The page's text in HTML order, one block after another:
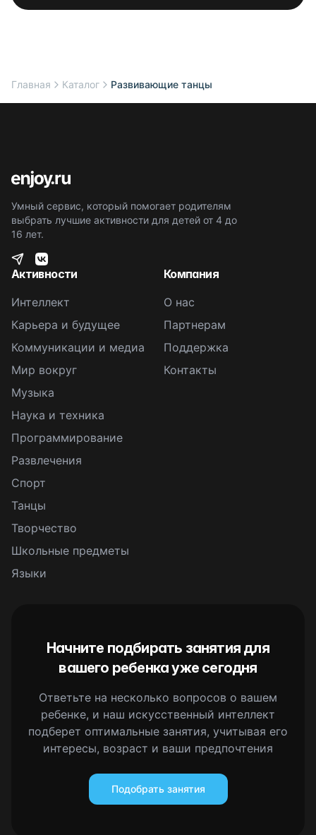
Главная Каталог Развивающие танцы
Умный сервис, который помогает родителям
выбрать лучшие активности для детей от 4 до
16 лет.
Активности
Интеллект
Карьера и будущее
Коммуникации и медиа
Мир вокруг
Музыка
Наука и техника
Программирование
Развлечения
Спорт
Танцы
Творчество
Школьные предметы
Языки
Компания
О нас
Партнерам
Поддержка
Контакты
Начните подбирать занятия для
вашего ребенка уже сегодня
Ответьте на несколько вопросов о вашем
ребенке, и наш искусственный интеллект
подберет оптимальные занятия, учитывая его
интересы, возраст и ваши предпочтения
Подобрать занятия